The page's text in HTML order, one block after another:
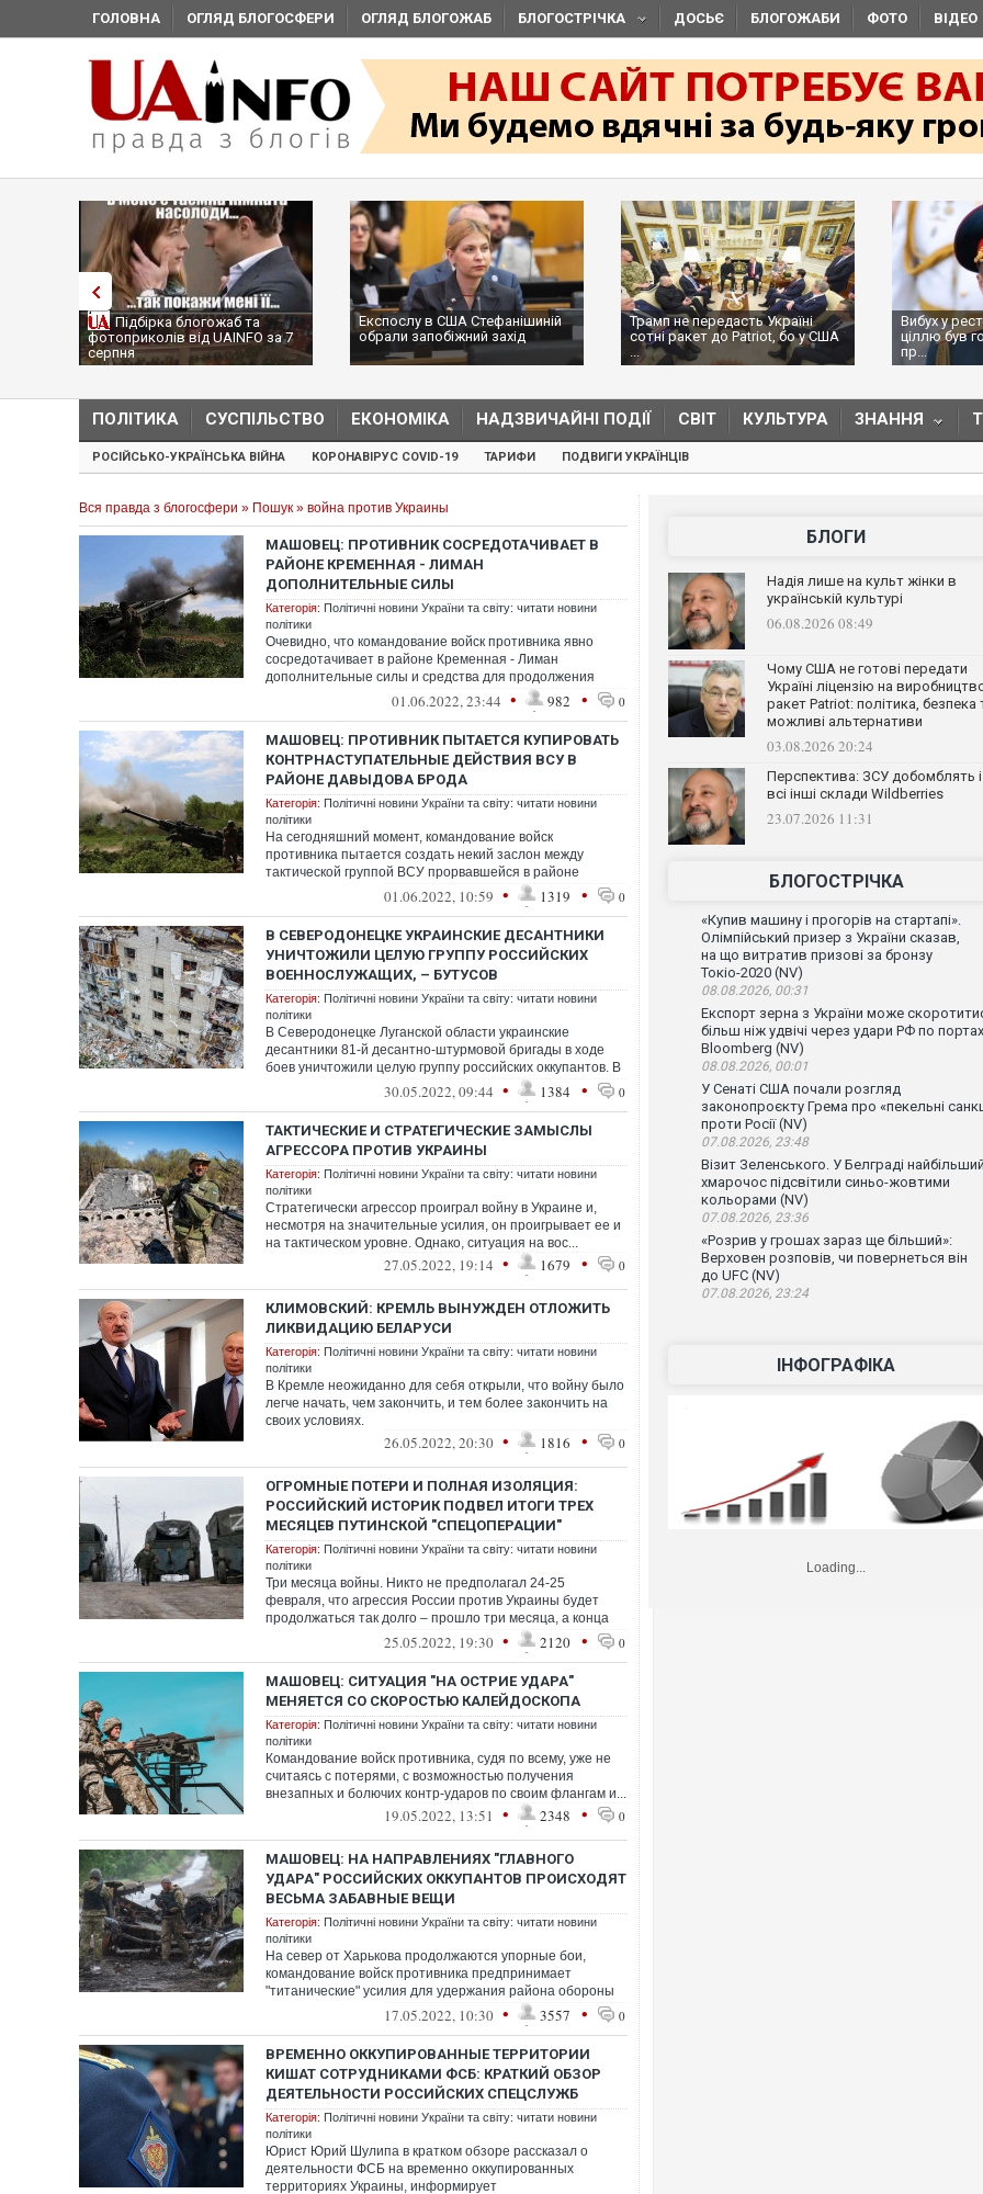
ГОЛОВНА ОГЛЯД БЛОГОСФЕРИ ОГЛЯД БЛОГОЖАБ БЛОГОСТРІЧКА ДОСЬЄ БЛОГОЖАБИ ФОТО ВІДЕО
Підбірка блогожаб та
фотоприколів від UAINFO за 7
серпня
Експослу в США Стефанішиній
обрали запобіжний захід
Трамп не передасть Україні
сотні ракет до Patriot, бо у США
...
Вибух у
ціллю був
пр...
ПОЛІТИКА СУСПІЛЬСТВО ЕКОНОМІКА НАДЗВИЧАЙНІ ПОДІЇ СВІТ КУЛЬТУРА ЗНАННЯ
РОСІЙСЬКО-УКРАЇНСЬКА ВІЙНА КОРОНАВІРУС COVID-19 ТАРИФИ ПОДВИГИ УКРАЇНЦІВ
Вся правда з блогосфери » Пошук » война против Украины
МАШОВЕЦ: ПРОТИВНИК СОСРЕДОТАЧИВАЕТ В
РАЙОНЕ КРЕМЕННАЯ - ЛИМАН
ДОПОЛНИТЕЛЬНЫЕ СИЛЫ
Категорія: Політичні новини України та світу: читати новини
політики
Очевидно, что командование войск противника явно
сосредотачивает в районе Кременная - Лиман
дополнительные силы и средства для продолжения
01.06.2022, 23:44 • 982 • 0
МАШОВЕЦ: ПРОТИВНИК ПЫТАЕТСЯ КУПИРОВАТЬ
КОНТРНАСТУПАТЕЛЬНЫЕ ДЕЙСТВИЯ ВСУ В
РАЙОНЕ ДАВЫДОВА БРОДА
Категорія: Політичні новини України та світу: читати новини
політики
На сегодняшний момент, командование войск
противника пытается создать некий заслон между
тактической группой ВСУ прорвавшейся в районе
01.06.2022, 10:59 • 1319 • 0
В СЕВЕРОДОНЕЦКЕ УКРАИНСКИЕ ДЕСАНТНИКИ
УНИЧТОЖИЛИ ЦЕЛУЮ ГРУППУ РОССИЙСКИХ
ВОЕННОСЛУЖАЩИХ, – БУТУСОВ
Категорія: Політичні новини України та світу: читати новини
політики
В Северодонецке Луганской области украинские
десантники 81-й десантно-штурмовой бригады в ходе
боев уничтожили целую группу российских оккупантов. В
30.05.2022, 09:44 • 1384 • 0
ТАКТИЧЕСКИЕ И СТРАТЕГИЧЕСКИЕ ЗАМЫСЛЫ
АГРЕССОРА ПРОТИВ УКРАИНЫ
Категорія: Політичні новини України та світу: читати новини
політики
Стратегически агрессор проиграл войну в Украине и,
несмотря на значительные усилия, он проигрывает ее и
на тактическом уровне. Однако, ситуация на вос...
27.05.2022, 19:14 • 1679 • 0
КЛИМОВСКИЙ: КРЕМЛЬ ВЫНУЖДЕН ОТЛОЖИТЬ
ЛИКВИДАЦИЮ БЕЛАРУСИ
Категорія: Політичні новини України та світу: читати новини
політики
В Кремле неожиданно для себя открыли, что войну было
легче начать, чем закончить, и тем более закончить на
своих условиях.
26.05.2022, 20:30 • 1816 • 0
ОГРОМНЫЕ ПОТЕРИ И ПОЛНАЯ ИЗОЛЯЦИЯ:
РОССИЙСКИЙ ИСТОРИК ПОДВЕЛ ИТОГИ ТРЕХ
МЕСЯЦЕВ ПУТИНСКОЙ "СПЕЦОПЕРАЦИИ"
Категорія: Політичні новини України та світу: читати новини
політики
Три месяца войны. Никто не предполагал 24-25
февраля, что агрессия России против Украины будет
продолжаться так долго – прошло три месяца, а конца
25.05.2022, 19:30 • 2120 • 0
МАШОВЕЦ: СИТУАЦИЯ "НА ОСТРИЕ УДАРА"
МЕНЯЕТСЯ СО СКОРОСТЬЮ КАЛЕЙДОСКОПА
Категорія: Політичні новини України та світу: читати новини
політики
Командование войск противника, судя по всему, уже не
считаясь с потерями, с возможностью получения
внезапных и болючих контр-ударов по своим флангам и...
19.05.2022, 13:51 • 2348 • 0
МАШОВЕЦ: НА НАПРАВЛЕНИЯХ "ГЛАВНОГО
УДАРА" РОССИЙСКИХ ОККУПАНТОВ ПРОИСХОДЯТ
ВЕСЬМА ЗАБАВНЫЕ ВЕЩИ
Категорія: Політичні новини України та світу: читати новини
політики
На север от Харькова продолжаются упорные бои,
командование войск противника предпринимает
"титанические" усилия для удержания района обороны
17.05.2022, 10:30 • 3557 • 0
ВРЕМЕННО ОККУПИРОВАННЫЕ ТЕРРИТОРИИ
КИШАТ СОТРУДНИКАМИ ФСБ: КРАТКИЙ ОБЗОР
ДЕЯТЕЛЬНОСТИ РОССИЙСКИХ СПЕЦСЛУЖБ
Категорія: Політичні новини України та світу: читати новини
політики
Юрист Юрий Шулипа в кратком обзоре рассказал о
деятельности ФСБ на временно оккупированных
территориях Украины, информирует
БЛОГИ
Надія лише на культ жінки в
українській культурі
06.08.2026 08:49
Чому США не готові передати
Україні ліцензію на
ракет Patriot: політика, безпека
можливі альтернативи
03.08.2026 20:24
Перспектива: ЗСУ добомблять і
всі інші склади Wildberries
23.07.2026 11:31
БЛОГОСТРІЧКА
«Купив машину і прогорів на стартапі».
Олімпійський призер з України сказав,
на що витратив призові за бронзу
Токіо-2020 (NV)
08.08.2026, 00:31
Експорт зерна з України може
більш ніж удвічі через удари РФ по
Bloomberg (NV)
08.08.2026, 00:01
У Сенаті США почали розгляд
законопроєкту Грема про «пекельні
проти Росії (NV)
07.08.2026, 23:48
Візит Зеленського. У Белграді найбільший
хмарочос підсвітили синьо-жовтими
кольорами (NV)
07.08.2026, 23:36
«Розрив у грошах зараз ще більший»:
Верховен розповів, чи повернеться він
до UFC (NV)
07.08.2026, 23:24
ІНФОГРАФІКА
Loading...
Ворог завдав комбінованого
двоє поранених. Ще десятеро
після атаки БПЛА по ринку на